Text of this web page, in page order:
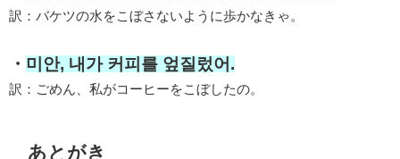
訳：バケツの水をこぼさないように歩かなきゃ。
・ 미안, 내가 커피를 엎질렀어.
訳：ごめん、私がコーヒーをこぼしたの。
あとがき